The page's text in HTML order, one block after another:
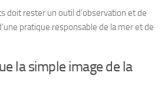
doit rester un outil d’observation et de
pratique responsable de la mer et de
la simple image de la